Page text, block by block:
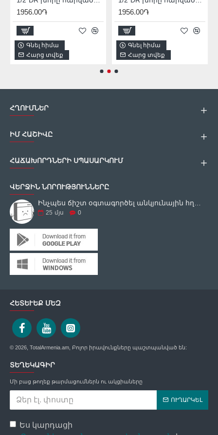
1956.00֏
Գնել հիմա
Հարց տվեք
1956.00֏
Գնել հիմա
Հարց տվեք
ՀՂՈՒՄՆԵՐ
ԻՄ ՀԱՇԻՎԸ
ՀԱՃԱԽՈՐԴՆԵՐԻ ՍՊԱՍԱՐԿՈՒՄ
ՎԵՐՋԻՆ ՆՈՐՈՒԹՅՈՒՆՆԵՐԸ
25 մյս 0
ՀԵՏԵՒԵՔ ՄԵԶ
© 2026, TotalArmenia.am, Բոլոր իրավունքները պաշտպանված են:
ՏԵՂԵԿԱԳԻՐ
Մի բաց թողեք թարմացումներն ու ակցիաները
ՈՒՂԱՐԿԵԼ
Ես կարդացի